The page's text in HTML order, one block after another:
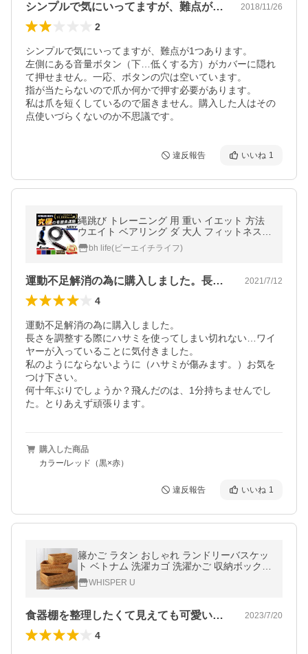
シンプルで気にいってますが、難点が1つ… 2018/11/26
2
シンプルで気にいってますが、難点が1つあります。
左側にある音量ボタン（下…低くする方）がカバーに隠れ
て押せません。一応、ボタンの穴は空いています。
指が当たらないので爪か何かで押す必要があります。
私は爪を短くしているので届きません。購入した人はその
点使いづらくないのか不思議です。
違反報告 いいね 1
縄跳び トレーニング 用 重い イエット 方法
ウエイト ベアリング ダ 大人 フィットネス
絡まない
bh life(ビーエイチライフ)
運動不足解消の為に購入しました。長さを… 2021/7/12
4
運動不足解消の為に購入しました。
長さを調整する際にハサミを使ってしまい切れない…ワイ
ヤーが入っていることに気付きました。
私のようにならないように（ハサミが傷みます。）お気を
つけ下さい。
何十年ぶりでしょうか？飛んだのは、1分持ちませんでし
た。とりあえず頑張ります。
購入した商品
カラー/レッド（黒×赤）
違反報告 いいね 1
籐かご ラタン おしゃれ ランドリーバスケッ
ト ベトナム 洗濯カゴ 洗濯かご 収納ボックス
収納カゴ 籠 ランドリー 収納バスケット 編み
小物入れ
WHISPER U
食器棚を整理したくて見えても可愛いカゴ… 2023/7/20
4